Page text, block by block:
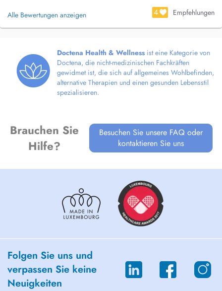
work is. Together we will create lasting change.
Alle Bewertungen anzeigen 4 Empfehlungen
Doctena Health & Wellness ist eine Kategorie von
Doctena, die nicht-medizinischen Fachkräften
gewidmet ist, die sich auf allgemeines Wohlbefinden,
alternative Therapien und einen gesunden Lebensstil
spezialisieren.
Brauchen Sie
Hilfe?
Besuchen Sie unsere FAQ oder
kontaktieren Sie uns
Folgen Sie uns und
verpassen Sie keine
Neuigkeiten